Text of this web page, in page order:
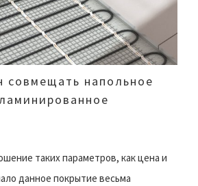
совмещать напольное
таких параметров, как цена и
данное покрытие весьма